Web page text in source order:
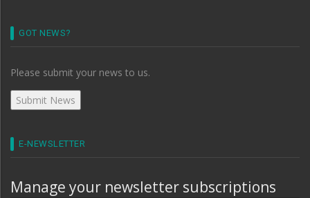
GOT NEWS?
Please submit your news to us.
E-NEWSLETTER
Manage your newsletter subscriptions